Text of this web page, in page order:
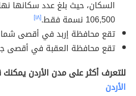
106,500 نسمة فقط.
[١٨]
تقع محافظة إربد في أقصى
تقع محافظة العقبة في أقصى
للتعرف أكثر على مدن الأردن يمكنك
الأردن